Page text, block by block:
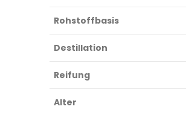
Rohstoffbasis
Destillation
Reifung
Alter